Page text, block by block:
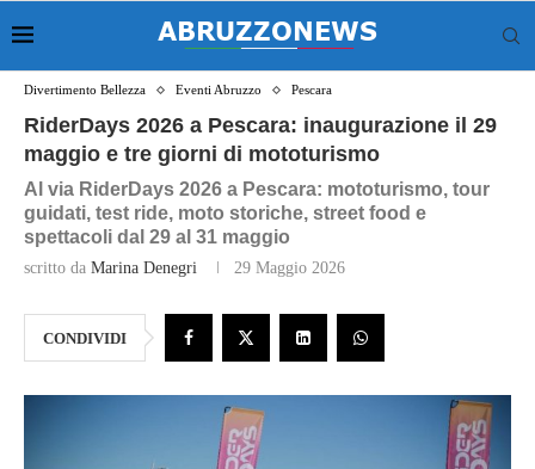
Divertimento Bellezza Eventi Abruzzo Pescara
RiderDays 2026 a Pescara: inaugurazione il 29
maggio e tre giorni di mototurismo
Al via RiderDays 2026 a Pescara: mototurismo, tour
guidati, test ride, moto storiche, street food e
spettacoli dal 29 al 31 maggio
scritto da Marina Denegri 29 Maggio 2026
CONDIVIDI